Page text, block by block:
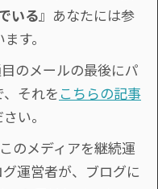
いる』あなたには参
す。
のメールの最後にパ
それを こちらの記事
い。
のメディアを継続運
運営者が、ブログに